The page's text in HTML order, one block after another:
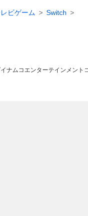
ビゲーム
Switch
ナムコエンターテインメント